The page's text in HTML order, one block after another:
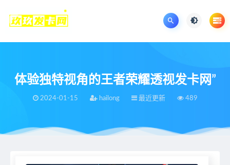
体验独特视角的王者荣耀透视发卡网”
2024-01-15 hailong 最近更新 489
当前位置：王者荣耀辅助网 最近更新 >体验独特视角的王者荣耀透视发卡网”